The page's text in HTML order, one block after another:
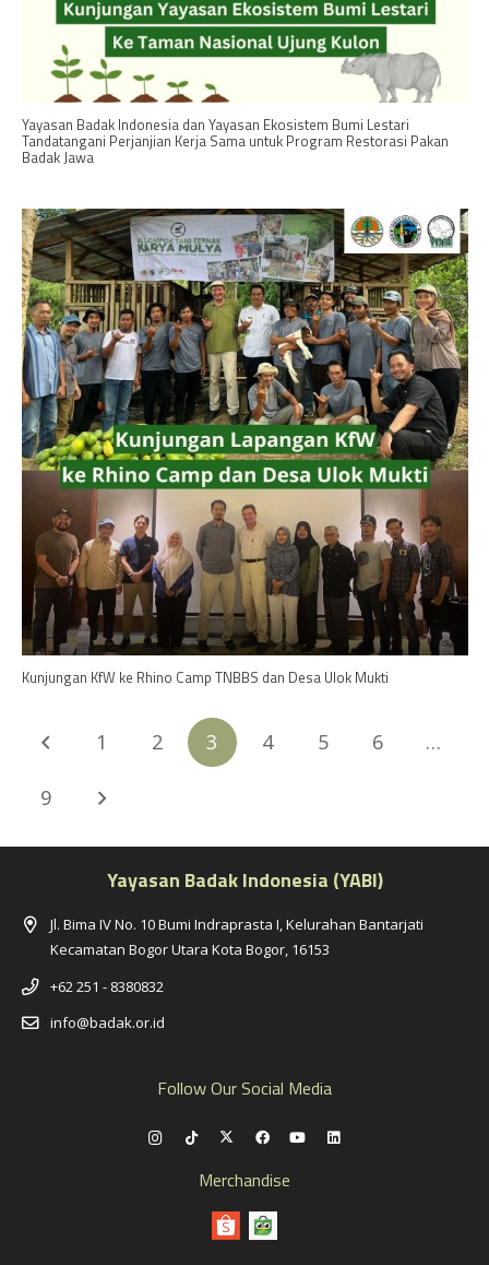
Yayasan Badak Indonesia dan Yayasan Ekosistem Bumi Lestari
Tandatangani Perjanjian Kerja Sama untuk Program Restorasi Pakan
Badak Jawa
Kunjungan KfW ke Rhino Camp TNBBS dan Desa Ulok Mukti
1 2 3 4 5 6 …
9
Yayasan Badak Indonesia (YABI)
Jl. Bima IV No. 10 Bumi Indraprasta I, Kelurahan Bantarjati
Kecamatan Bogor Utara Kota Bogor, 16153
+62 251 - 8380832
info@badak.or.id
Follow Our Social Media
Merchandise